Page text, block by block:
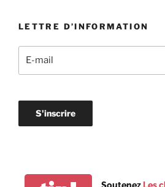
LETTRE D’INFORMATION